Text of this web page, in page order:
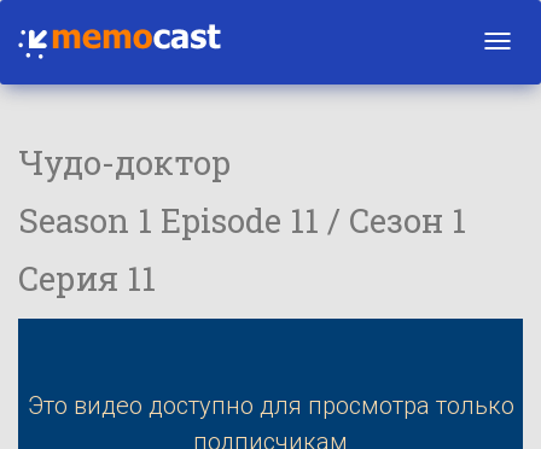
Чудо-доктор
Season 1 Episode 11 / Сезон 1
Серия 11
Это видео доступно для просмотра только
подписчикам